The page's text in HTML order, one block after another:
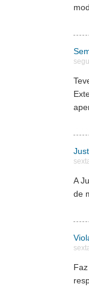
A
de